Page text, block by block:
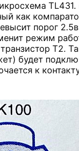
как
порог
режим
Т2.
будет
к